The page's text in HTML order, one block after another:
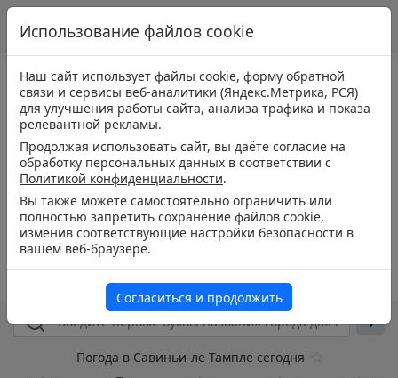
Погода в Савиньи-ле-Тампле сегодня
Использование файлов cookie
Наш сайт использует файлы cookie, форму обратной
связи и сервисы веб-аналитики (Яндекс.Метрика, РСЯ)
для улучшения работы сайта, анализа трафика и показа
релевантной рекламы.
Продолжая использовать сайт, вы даёте согласие на
обработку персональных данных в соответствии с
Политикой конфиденциальности.
Вы также можете самостоятельно ограничить или
полностью запретить сохранение файлов cookie,
изменив соответствующие настройки безопасности в
вашем веб-браузере.
Согласиться и продолжить